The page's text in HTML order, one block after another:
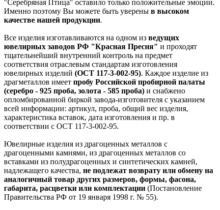
"Серебряная Птица" оставило только положительные эмоции.
Именно поэтому Вы можете быть уверены в высоком
качестве нашей продукции.
Все изделия изготавливаются на одном из ведущих
ювелирных заводов РФ "Красная Пресня" и проходят
тщательнейший внутренний контроль на предмет
соответствия отраслевым стандартам изготовления
ювелирных изделий (ОСТ 117-3-002-95). Каждое изделие из
драгметаллов имеет пробу Российской пробирной палаты
(серебро - 925 проба, золота - 585 проба) и снабжено
опломбированной биркой завода-изготовителя с указанием
всей информации: артикул, проба, общий вес изделия,
характеристика вставок, дата изготовления и пр. в
соответствии с ОСТ 117-3-002-95.
Ювелирные изделия из драгоценных металлов с
драгоценными камнями, из драгоценных металлов со
вставками из полудрагоценных и синтетических камней,
надлежащего качества, не подлежат возврату или обмену на
аналогичный товар других размеров, формы, фасона,
габарита, расцветки или комплектации (Постановление
Правительства РФ от 19 января 1998 г. № 55).